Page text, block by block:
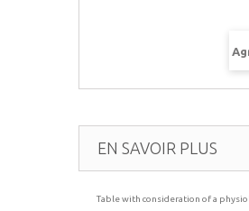
EN SAVOIR PLUS
Table with consideration of a